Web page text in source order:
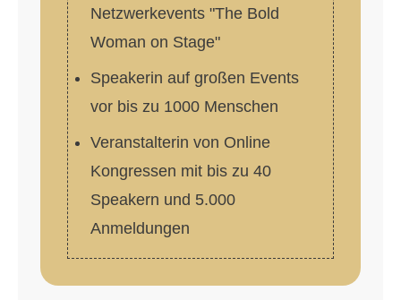
Netzwerkevents "The Bold
Woman on Stage"
Speakerin auf großen Events
vor bis zu 1000 Menschen
Veranstalterin von Online
Kongressen mit bis zu 40
Speakern und 5.000
Anmeldungen